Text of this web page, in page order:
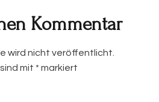
Kommentar
wird nicht veröffentlicht.
mit * markiert